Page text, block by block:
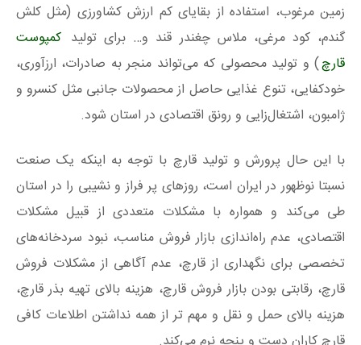
زمین مرغوب، استفاده از بقایای کم ارزش کشاورزی (مثل کلش
گندم، کود مرغی، ملاس چغندر قند و… برای تولید کمپوست
قارچ) و تولید محصولی که می‌تواند منجر به صادرات، ارزآوری،
خودکفایی، تنوع غذایی حاصل از محصولات جانبی مثل کنسرو و
ژامبون، اشتغال‌زایی و رونق اقتصادی در استان شود.
با این حال پرورش و تولید قارچ با توجه به اینکه یک صنعت
نسبتا نوظهور در ایران است، روزهای پر فراز و نشیبی را در استان
طی می‌کند و همواره با مشکلات متعددی از قبیل مشکلات
اقتصادی، عدم راه‌اندازی بازار فروش مناسب، نبود سردخانه‌های
تخصصی برای نگهداری از قارچ، عدم آگاهی از مشکلات فروش
قارچ، رقابتی بودن بازار فروش قارچ، هزینه بالای تهیه بذر قارچ،
هزینه بالای حمل و نقل و مهم تر از همه نداشتن اطلاعات کافی